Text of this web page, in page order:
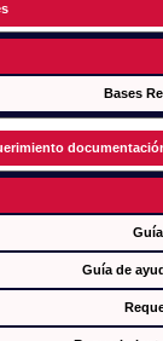
Bases
Guía de